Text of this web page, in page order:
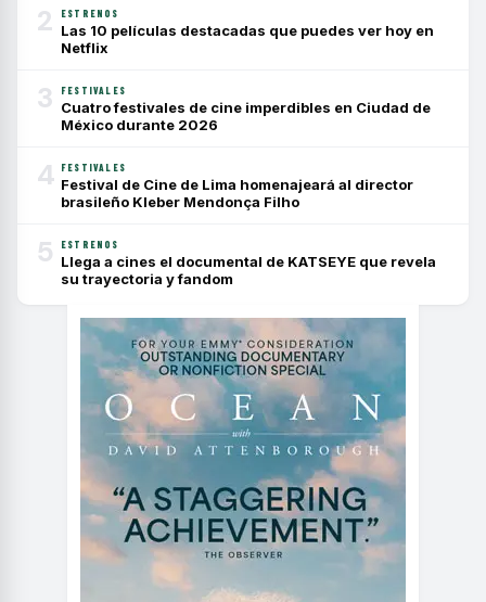
2 ESTRENOS
Las 10 películas destacadas que puedes ver hoy en
Netflix
3 FESTIVALES
Cuatro festivales de cine imperdibles en Ciudad de
México durante 2026
4 FESTIVALES
Festival de Cine de Lima homenajeará al director
brasileño Kleber Mendonça Filho
5 ESTRENOS
Llega a cines el documental de KATSEYE que revela
su trayectoria y fandom